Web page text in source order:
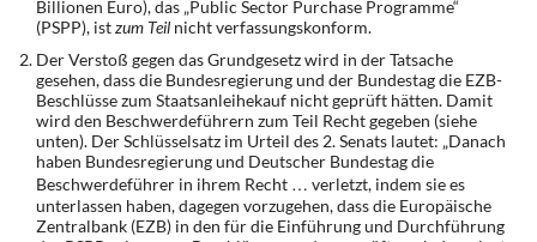
Eurokrise und Griechenland
DIE LINKE
Weitere Themen
Memo-Gruppe
Billionen Euro), das „Public Sector Purchase Programme“
(PSPP), istzum Teil nicht verfassungskonform.
Der Verstoß gegen das Grundgesetz wird in der Tatsache
gesehen, dass die Bundesregierung und der Bundestag die EZB-
Beschlüsse zum Staatsanleihekauf nicht geprüft hätten. Damit
wird den Beschwerdeführern zum Teil Recht gegeben (siehe
unten). Der Schlüsselsatz im Urteil des 2. Senats lautet: „Danach
haben Bundesregierung und Deutscher Bundestag die
Beschwerdeführer in ihrem Recht … verletzt, indem sie es
unterlassen haben, dagegen vorzugehen, dass die Europäische
Zentralbank (EZB) in den für die Einführung und Durchführung